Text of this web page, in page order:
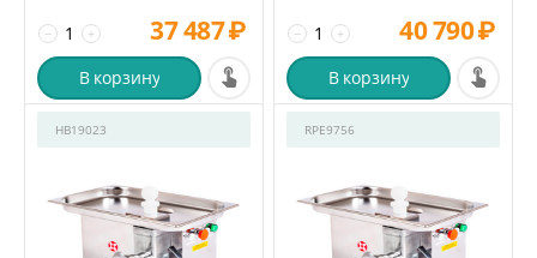
+
− 37 487₽
В корзину
+
− 40 790₽
В корзину
HB19023 RPE9756